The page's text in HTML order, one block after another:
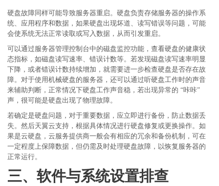
硬盘故障同样可能导致服务器重启。硬盘负责存储服务器的操作系
统、应用程序和数据，如果硬盘出现坏道、读写错误等问题，可能
会使系统无法正常读取或写入数据，从而引发重启。
可以通过服务器管理控制台中的磁盘监控功能，查看硬盘的健康状
态指标，如磁盘读写速率、错误计数等。若发现磁盘读写速率明显
下降，或者错误计数持续增加，就需要进一步检查硬盘是否存在故
障。对于使用机械硬盘的服务器，还可以通过听硬盘工作时的声音
来辅助判断，正常情况下硬盘工作声音稳，若出现异常的 “咔咔”
声，很可能是硬盘出现了物理故障。
若确定是硬盘问题，对于重要数据，应立即进行备份，防止数据丢
失。然后天翼云支持，根据具体情况进行硬盘修复或更换操作。如
果是云硬盘，云服务提供商一般会有相应的冗余和备份机制，可在
一定程度上保障数据，但仍需及时处理硬盘故障，以恢复服务器的
正常运行。
三、软件与系统设置排查